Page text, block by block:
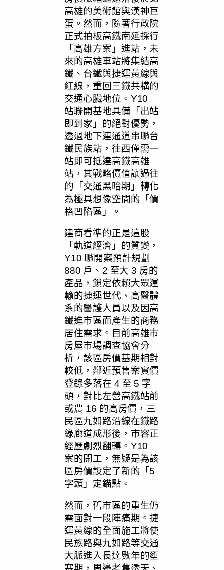
高雄的美術館與漢神巨
蛋。然而，隨著行政院
正式拍板高鐵南延採行
「高雄方案」進站，未
來的高雄車站將集結高
鐵、台鐵與捷運黃線與
紅線，重回三鐵共構的
交通心臟地位。Y10
站聯開基地具備「出站
即到家」的絕對優勢，
透過地下連通道串聯台
鐵民族站，往西僅需一
站即可抵達高鐵高雄
站，其戰略價值讓過往
的「交通黑暗期」轉化
為極具想像空間的「價
格凹陷區」。
建商看準的正是這股
「軌道經濟」的質變，
Y10 聯開案預計規劃
880 戶、2 至大 3 房的
產品，鎖定依賴大眾運
輸的捷運世代、高醫體
系的醫護人員以及因高
鐵進市區而產生的商務
居住需求。目前高雄市
房屋市場調查協會分
析，該區房價基期相對
較低，鄰近預售案實價
登錄多落在 4 至 5 字
頭，對比左營高鐵站前
或農 16 的高房價，三
民區九如路沿線在鐵路
綠廊道成形後，市容正
經歷劇烈翻轉。Y10
案的開工，無疑是為該
區房價設定了新的「5
字頭」定錨點。
然而，舊市區的重生仍
需面對一段陣痛期。捷
運黃線的全面施工將使
民族路與九如路等交通
大脈進入長達數年的壅